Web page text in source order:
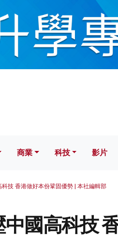
科技 影片
商業 科技 影片
技 香港做好本份鞏固優勢 | 本社編輯部
國高科技